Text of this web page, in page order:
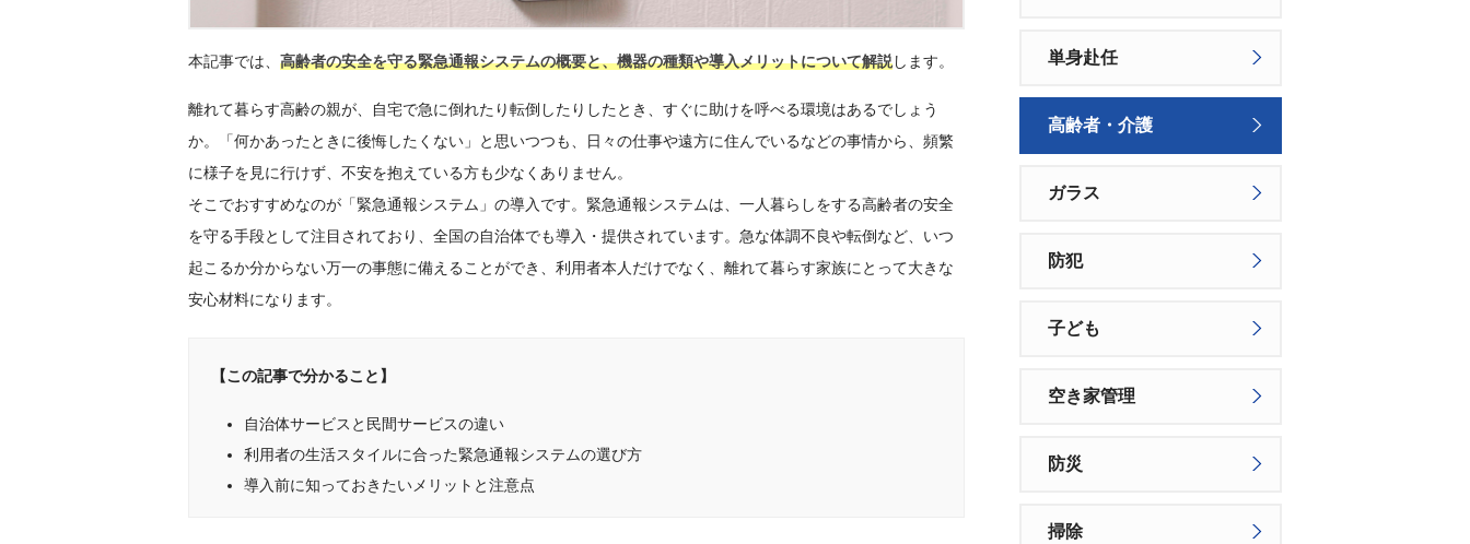
本記事では、 高齢者の安全を守る緊急通報システムの概要と、機器の種類や導入メリットについて解説します。
離れて暮らす高齢の親が、自宅で急に倒れたり転倒したりしたとき、すぐに助けを呼べる環境はあるでしょう
か。「何かあったときに後悔したくない」と思いつつも、日々の仕事や遠方に住んでいるなどの事情から、頻繁
に様子を見に行けず、不安を抱えている方も少なくありません。
そこでおすすめなのが「緊急通報システム」の導入です。緊急通報システムは、一人暮らしをする高齢者の安全
を守る手段として注目されており、全国の自治体でも導入・提供されています。急な体調不良や転倒など、いつ
起こるか分からない万一の事態に備えることができ、利用者本人だけでなく、離れて暮らす家族にとって大きな
安心材料になります。
【この記事で分かること】
自治体サービスと民間サービスの違い
利用者の生活スタイルに合った緊急通報システムの選び方
導入前に知っておきたいメリットと注意点
単身赴任
高齢者・介護
ガラス
防犯
子ども
空き家管理
防災
掃除